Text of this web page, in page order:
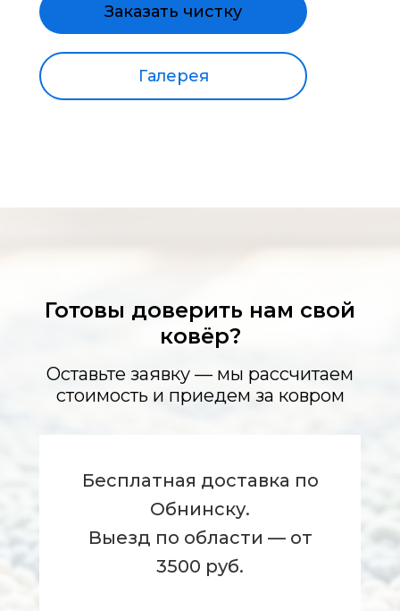
Заказать чистку
Галерея
Готовы доверить нам свой
ковёр?
Оставьте заявку — мы рассчитаем
стоимость и приедем за ковром
Бесплатная доставка по
Обнинску.
Выезд по области — от
3500 руб.